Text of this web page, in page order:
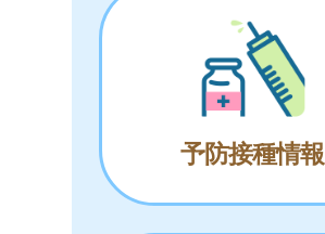
予防接種情報